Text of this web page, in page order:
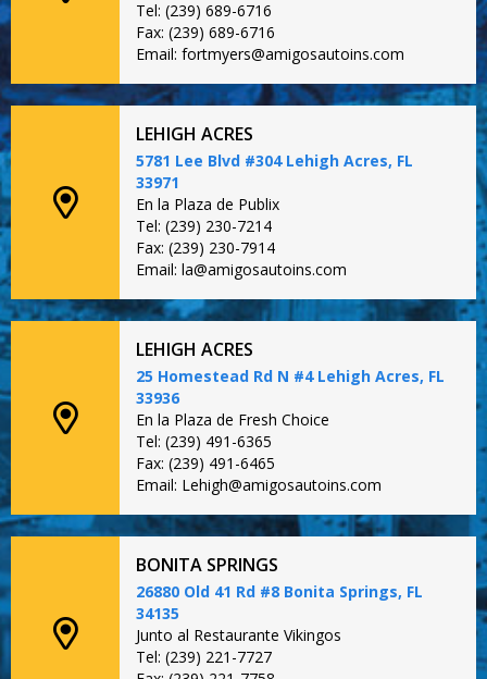
Tel: (239) 689-6716
Fax: (239) 689-6716
Email: fortmyers@amigosautoins.com
LEHIGH ACRES
5781 Lee Blvd #304 Lehigh Acres, FL
33971
En la Plaza de Publix
Tel: (239) 230-7214
Fax: (239) 230-7914
Email: la@amigosautoins.com
LEHIGH ACRES
25 Homestead Rd N #4 Lehigh Acres, FL
33936
En la Plaza de Fresh Choice
Tel: (239) 491-6365
Fax: (239) 491-6465
Email: Lehigh@amigosautoins.com
BONITA SPRINGS
26880 Old 41 Rd #8 Bonita Springs, FL
34135
Junto al Restaurante Vikingos
Tel: (239) 221-7727